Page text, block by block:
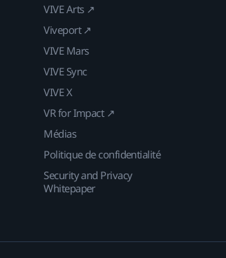
VIVE Arts ↗
Viveport ↗
VIVE Mars
VIVE Sync
VIVE X
VR for Impact ↗
Médias
Politique de confidentialité
Security and Privacy
Whitepaper